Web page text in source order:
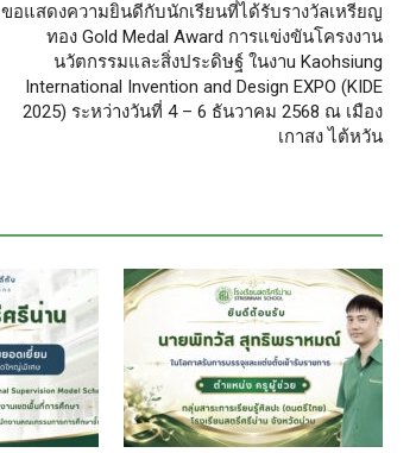
ขอแสดงความยินดีกับนักเรียนที่ได้รับรางวัลเหรียญ
ทอง Gold Medal Award การแข่งขันโครงงาน
นวัตกรรมและสิ่งประดิษฐ์ ในงาu Kaohsiung
International Invention and Design EXPO (KIDE
2025) ระหว่างวันที่ 4 – 6 ธันวาคม 2568 ณ เมือง
เกาสง ไต้หวัน